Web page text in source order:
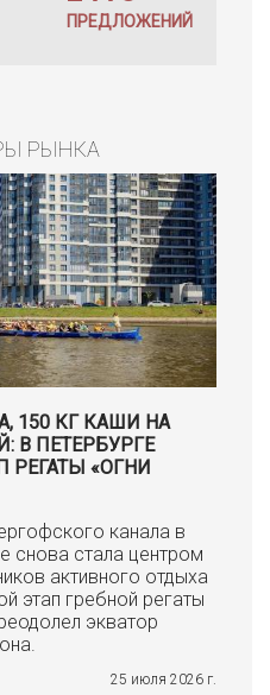
ПРЕДЛОЖЕНИЙ
РЫНКА
150 КГ КАШИ НА
В ПЕТЕРБУРГЕ
РЕГАТЫ «ОГНИ
канала в
снова стала центром
активного отдыха
этап гребной регаты
экватор
25 июля 2026 г.